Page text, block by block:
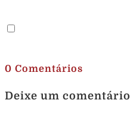
0 Comentários
Deixe um comentário